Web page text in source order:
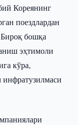
Кореянинг
поездлардан
бошқа
эҳтимоли
кўра,